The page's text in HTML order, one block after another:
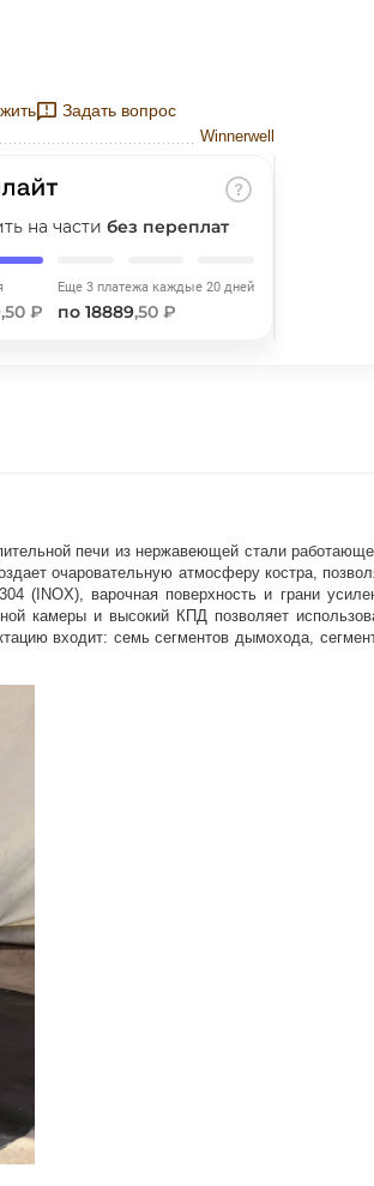
Задать вопрос
Winnerwell
на части без переплат
,50 ₽
Еще 3 платежа каждые 20 дней
по 18889,50 ₽
печи из нержавеющей стали
очаровательную атмосферу костра,
(INOX), варочная поверхность и грани
камеры и высокий КПД позволяет
входит: семь сегментов дымохода,